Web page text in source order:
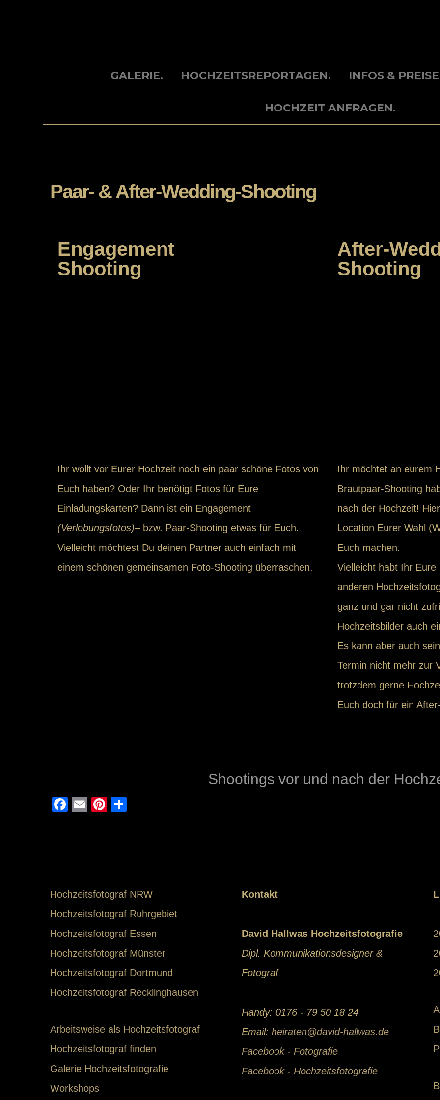
GALERIE. HOCHZEITSREPORTAGEN. INFOS &
HOCHZEIT ANFRAGEN.
Paar- & After-Wedding-Shooting
Engagement
Shooting
Ihr wollt vor Eurer Hochzeit noch ein paar schöne Fotos von
Euch haben? Oder Ihr benötigt Fotos für Eure
Einladungskarten? Dann ist ein Engagement
(Verlobungsfotos)– bzw. Paar-Shooting etwas für Euch.
Vielleicht möchtest Du deinen Partner auch einfach mit
einem schönen gemeinsamen Foto-Shooting überraschen.
After-
Shooting
Ihr möchtet an eurem
Brautpaar-Shooting
nach der Hochzeit!
Location Eurer Wahl
Euch machen.
Vielleicht habt Ihr
anderen
ganz und gar nicht
Hochzeitsbilder auch
Es kann aber auch
Termin nicht mehr zur
trotzdem gerne
Euch doch für ein
Shootings vor und nach der
Facebook
EmailPinterest
Hochzeitsfotograf NRW
Hochzeitsfotograf Ruhrgebiet
Hochzeitsfotograf Essen
Hochzeitsfotograf Münster
Hochzeitsfotograf Dortmund
Hochzeitsfotograf Recklinghausen
Arbeitsweise als Hochzeitsfotograf
Hochzeitsfotograf finden
Galerie Hochzeitsfotografie
Workshops
Kontakt
David Hallwas Hochzeitsfotografie
Dipl. Kommunikationsdesigner &
Fotograf
Handy: 0176 - 79 50 18 24
Email: heiraten@david-hallwas.de
Facebook - Fotografie
Facebook - Hochzeitsfotografie